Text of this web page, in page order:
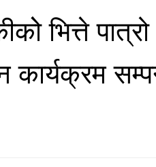
भित्ते
कार्यक्रम